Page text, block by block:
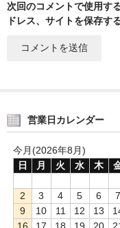
次回のコメントで使用す
ドレス、サイトを保存する
営業日カレンダー
今月(2026年8月)
日
月 火 水 木
2
3 4 5 6 7
9
10 11 12 13